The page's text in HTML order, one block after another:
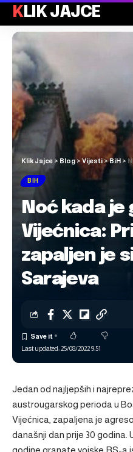
KLIK JAJCE
Klik Jajce > Blog>Vijesti >BiH >
BIH
Noć kada
Vijećnica:
zapaljen je
Sarajeva
Last updated: 25/08/2022 9:51
Jedan od najljepših i
austrougarskog perioda u
Vijećnica, zapaljena je
današnji dan prije 30 godina.
godine granate vojske RS-a